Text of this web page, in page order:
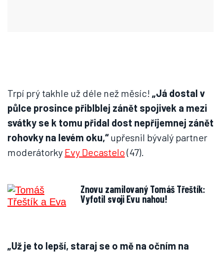
Trpí prý takhle už déle než měsíc! „Já dostal v
půlce prosince přiblblej zánět spojivek a mezi
svátky se k tomu přidal dost nepříjemnej zánět
rohovky na levém oku,“upřesnil bývalý partner
moderátorky Evy Decastelo(47).
Znovu zamilovaný Tomáš Třeštík:
Vyfotil svoji Evu nahou!
„Už je to lepší, staraj se o mě na očním na